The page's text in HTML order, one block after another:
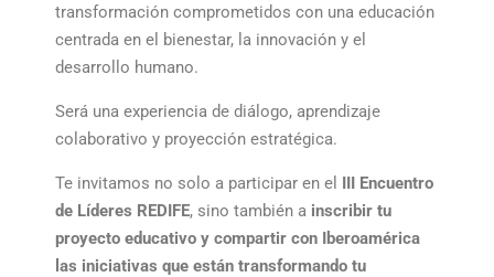
transformación comprometidos con una educación
centrada en el bienestar, la innovación y el
desarrollo humano.
Será una experiencia de diálogo, aprendizaje
colaborativo y proyección estratégica.
Te invitamos no solo a participar en el III Encuentro
de Líderes REDIFE, sino también a inscribir tu
proyecto educativo y compartir con Iberoamérica
las iniciativas que están transformando tu